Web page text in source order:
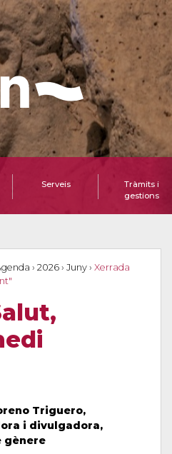
Serveis
Tràmits i
gestions
› 2026 › Juny › Xerrada
Triguero,
i divulgadora,
gènere